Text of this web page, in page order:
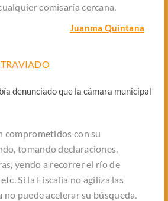
comisaría cercana.
Juanma Quintana
denunciado que la cámara municipal
comprometidos con su
tomando declaraciones,
yendo a recorrer el río de
Si la Fiscalía no agiliza las
no puede acelerar su búsqueda.